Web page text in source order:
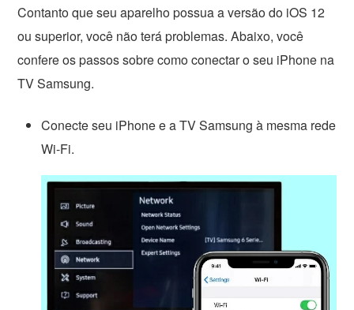
Contanto que seu aparelho possua a versão do iOS 12
ou superior, você não terá problemas. Abaixo, você
confere os passos sobre como conectar o seu iPhone na
TV Samsung.
Conecte seu iPhone e a TV Samsung à mesma rede
Wi-Fi.